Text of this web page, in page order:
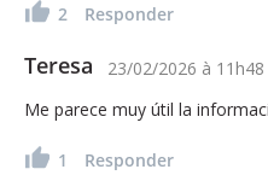
2 Responder
Teresa 23/02/2026 à 11h48
Me parece muy útil la
1 Responder